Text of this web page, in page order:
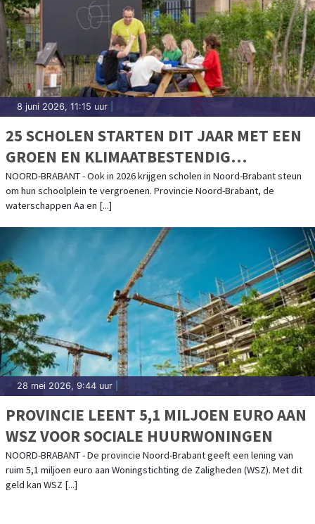
8 juni 2026, 11:15 uur
25 SCHOLEN STARTEN DIT JAAR MET EEN
GROEN EN KLIMAATBESTENDIG
SCHOOLPLEIN
NOORD-BRABANT - Ook in 2026 krijgen scholen in Noord-Brabant steun
om hun schoolplein te vergroenen. Provincie Noord-Brabant, de
waterschappen Aa en [...]
28 mei 2026, 9:44 uur
PROVINCIE LEENT 5,1 MILJOEN EURO AAN
WSZ VOOR SOCIALE HUURWONINGEN
NOORD-BRABANT - De provincie Noord-Brabant geeft een lening van
ruim 5,1 miljoen euro aan Woningstichting de Zaligheden (WSZ). Met dit
geld kan WSZ [...]